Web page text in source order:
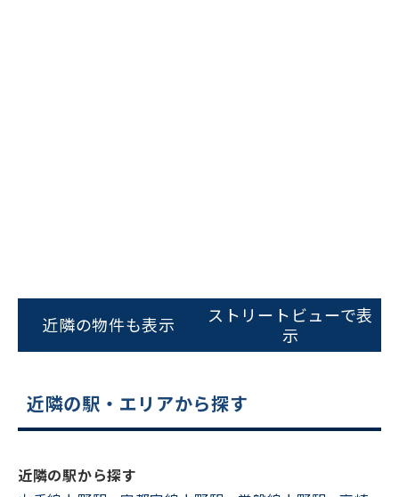
近隣の物件も表示
ストリートビューで表
示
近隣の駅・エリアから探す
近隣の駅から探す